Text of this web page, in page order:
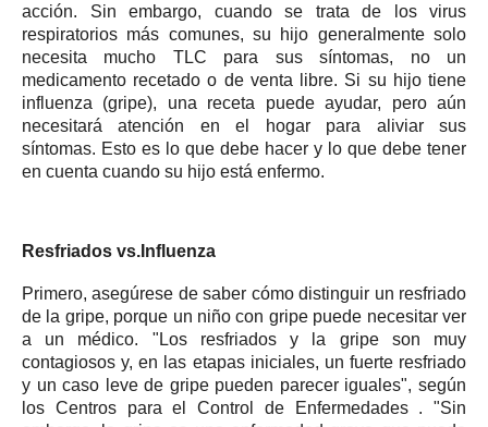
acción. Sin embargo, cuando se trata de los virus
respiratorios más comunes, su hijo generalmente solo
necesita mucho TLC para sus síntomas, no un
medicamento recetado o de venta libre. Si su hijo tiene
influenza (gripe), una receta puede ayudar, pero aún
necesitará atención en el hogar para aliviar sus
síntomas. Esto es lo que debe hacer y lo que debe tener
en cuenta cuando su hijo está enfermo.
Resfriados vs.Influenza
Primero, asegúrese de saber cómo distinguir un resfriado
de la gripe, porque un niño con gripe puede necesitar ver
a un médico. "Los resfriados y la gripe son muy
contagiosos y, en las etapas iniciales, un fuerte resfriado
y un caso leve de gripe pueden parecer iguales", según
los Centros para el Control de Enfermedades. "Sin